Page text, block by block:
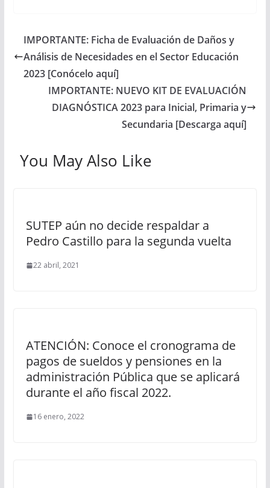
IMPORTANTE: Ficha de Evaluación de Daños y
Análisis de Necesidades en el Sector Educación
2023 [Conócelo aquí]
IMPORTANTE: NUEVO KIT DE EVALUACIÓN
DIAGNÓSTICA 2023 para Inicial, Primaria y
Secundaria [Descarga aquí]
You May Also Like
SUTEP aún no decide respaldar a
Pedro Castillo para la segunda vuelta
22 abril, 2021
ATENCIÓN: Conoce el cronograma de
pagos de sueldos y pensiones en la
administración Pública que se aplicará
durante el año fiscal 2022.
16 enero, 2022